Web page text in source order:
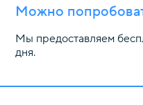
Можно
Мы предоставляем
дня.